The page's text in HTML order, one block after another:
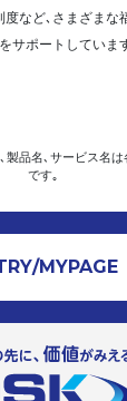
など､さまざまな
サポートしていま
製品名､サービス名
です｡
MYPAGE